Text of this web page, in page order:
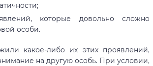
которые довольно сложно
особи.
какое-либо их этих проявлений,
на другую особь. При условии,